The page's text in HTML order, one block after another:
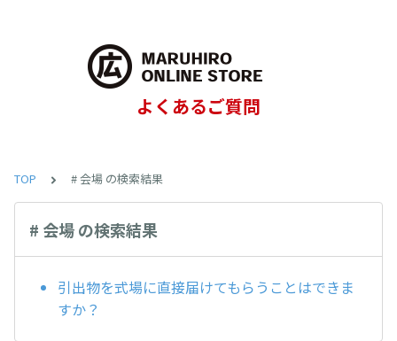
よくあるご質問
TOP # 会場 の検索結果
# 会場 の検索結果
引出物を式場に直接届けてもらうことはできま
すか？